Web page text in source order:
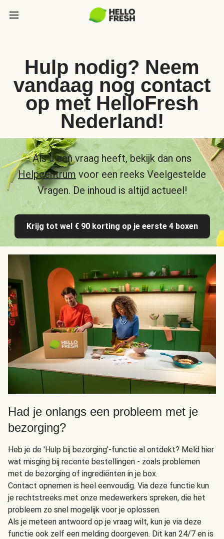
Hulp nodig? Neem
vandaag nog contact
op met HelloFresh
Nederland!
Als u een vraag heeft, bekijk dan ons
Helpcentrum voor een reeks Veelgestelde
Vragen. De inhoud is altijd actueel!
Krijg tot wel € 90 korting op je eerste 4 boxen
Had je onlangs een probleem met je
bezorging?
Heb je de 'Hulp bij bezorging'-functie al ontdekt? Meld hier
wat misging bij recente bestellingen - zoals problemen
met de bezorging of ingrediënten in je box.
Contact opnemen is heel eenvoudig. Via deze functie kun
je rechtstreeks met onze medewerkers spreken, die het
probleem zo snel mogelijk voor je oplossen.
Als je meteen antwoord op je vraag wilt, kun je via deze
functie ook zelf een melding doorgeven. Dit kan 24/7 en is